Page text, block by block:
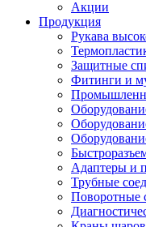
Акции
Продукция
Рукава
Защитные
Фитинги и
Адаптеры и
Трубные
Поворотные